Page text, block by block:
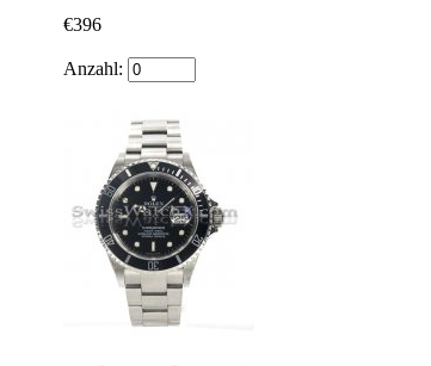
€396
Anzahl: